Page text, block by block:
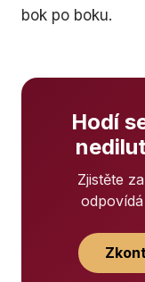
bok po boku.
Hodí
Zjistěte